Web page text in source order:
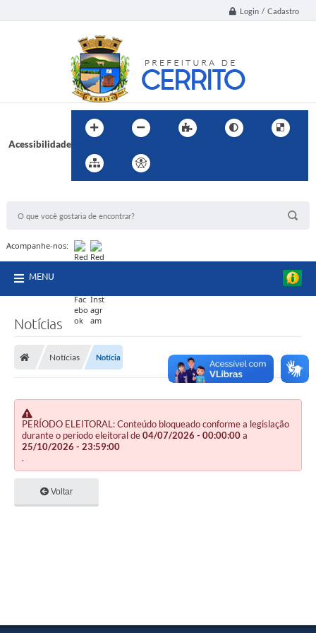
Login / Cadastro
Acessibilidade
Acompanhe-nos:
MENU
Notícias
Notícias Notícia
PERÍODO ELEITORAL: Conteúdo bloqueado conforme a legislação
durante o período eleitoral de04/07/2026 - 00:00:00a
25/10/2026 - 23:59:00
.
Voltar